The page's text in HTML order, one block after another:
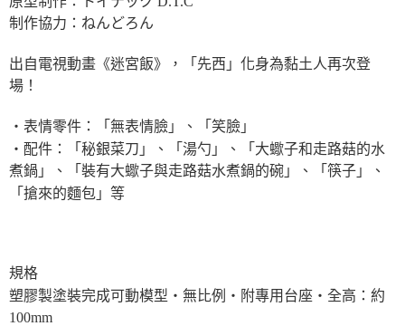
制作協力：ねんどろん
出自電視動畫《迷宮飯》，「先西」化身為黏土人再次登
場！
・表情零件：「無表情臉」、「笑臉」
・配件：「秘銀菜刀」、「湯勺」、「大蠍子和走路菇的水
煮鍋」、「裝有大蠍子與走路菇水煮鍋的碗」、「筷子」、
「搶來的麵包」等
規格
塑膠製塗裝完成可動模型・無比例・附專用台座・全高：約
100mm